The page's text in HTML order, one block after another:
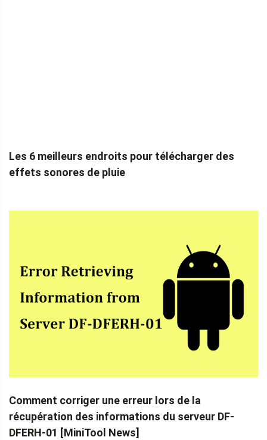
Les 6 meilleurs endroits pour télécharger des
effets sonores de pluie
Comment corriger une erreur lors de la
récupération des informations du serveur DF-
DFERH-01 [MiniTool News]